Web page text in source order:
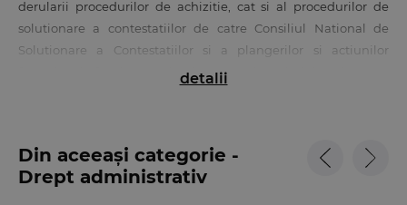
derularii procedurilor de achizitie, cat si al procedurilor de
solutionare a contestatiilor de catre Consiliul National de
Solutionare a Contestatiilor si a plangerilor si actiunilor
formulate in fata instantelor de contencios administrativ.
modul de elaborare a documentatiei de atribuire si
participarea la documentatia de atribuire, selectia si
detalii
Din aceeași categorie -
Drept administrativ